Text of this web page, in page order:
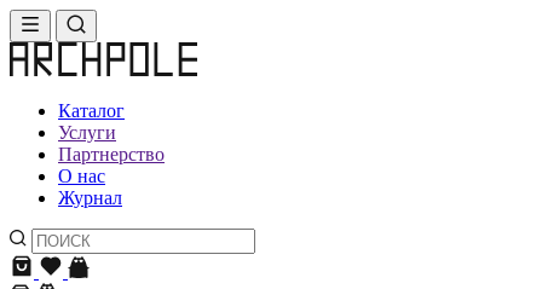
Каталог
Услуги
Партнерство
О нас
Журнал